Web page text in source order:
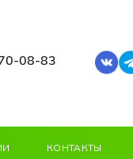
КОНТАКТЫ